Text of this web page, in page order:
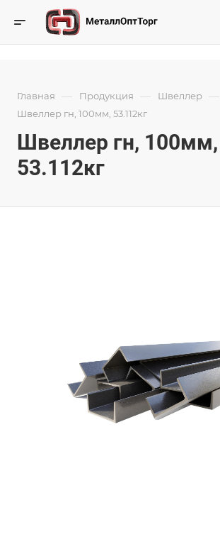
Главная — Продукция — Швеллер —
Швеллер гн, 100мм, 53.112кг
Швеллер гн, 100мм,
53.112кг